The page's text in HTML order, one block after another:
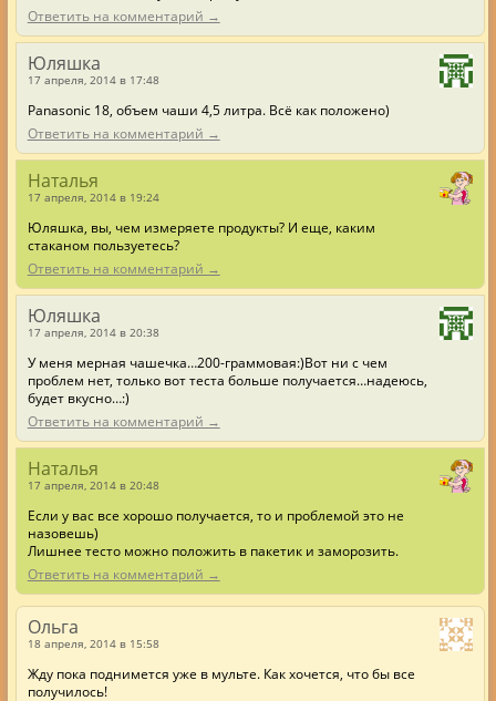
Ответить на комментарий →
Юляшка
17 апреля, 2014 в 17:48
Panasonic 18, объем чаши 4,5 литра. Всё как положено)
Ответить на комментарий →
Наталья
17 апреля, 2014 в 19:24
Юляшка, вы, чем измеряете продукты? И еще, каким
стаканом пользуетесь?
Ответить на комментарий →
Юляшка
17 апреля, 2014 в 20:38
У меня мерная чашечка…200-граммовая:)Вот ни с чем
проблем нет, только вот теста больше получается…надеюсь,
будет вкусно…:)
Ответить на комментарий →
Наталья
17 апреля, 2014 в 20:48
Если у вас все хорошо получается, то и проблемой это не
назовешь)
Лишнее тесто можно положить в пакетик и заморозить.
Ответить на комментарий →
Ольга
18 апреля, 2014 в 15:58
Жду пока поднимется уже в мульте. Как хочется, что бы все
получилось!